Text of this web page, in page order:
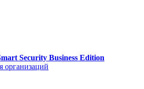
Security Business Edition
организаций